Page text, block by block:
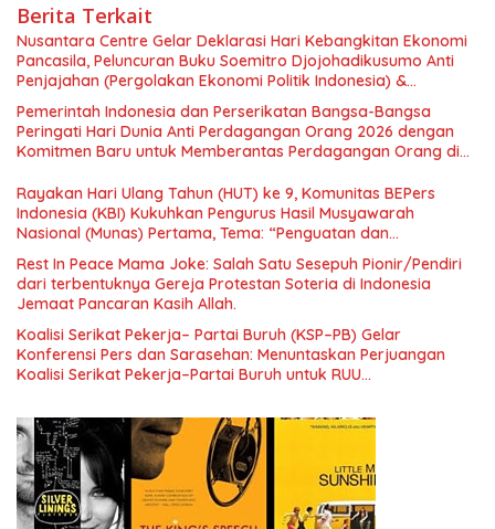
Berita Terkait
Nusantara Centre Gelar Deklarasi Hari Kebangkitan Ekonomi
Pancasila, Peluncuran Buku Soemitro Djojohadikusumo Anti
Penjajahan (Pergolakan Ekonomi Politik Indonesia) &
Simposium Nasional “Urgensi Undang-Undang Perekonomian
Nasional dan Kesejahteraan Sosial dalam Menata Bangsa
Menuju Indonesia Emas 2045”,
Pemerintah Indonesia dan Perserikatan Bangsa-Bangsa
Peringati Hari Dunia Anti Perdagangan Orang 2026 dengan
Komitmen Baru untuk Memberantas Perdagangan Orang di
Rayakan Hari Ulang Tahun (HUT) ke 9, Komunitas BEPers
Indonesia (KBI) Kukuhkan Pengurus Hasil Musyawarah
Nasional (Munas) Pertama, Tema: “Penguatan dan
Pengembangan Organisasi KBI yang Berbasis Riset di seluruh
Indonesia dan Mancanegara”.
Rest In Peace Mama Joke: Salah Satu Sesepuh Pionir/Pendiri
dari terbentuknya Gereja Protestan Soteria di Indonesia
Jemaat Pancaran Kasih Allah.
Koalisi Serikat Pekerja– Partai Buruh (KSP–PB) Gelar
Konferensi Pers dan Sarasehan: Menuntaskan Perjuangan
Koalisi Serikat Pekerja–Partai Buruh untuk RUU